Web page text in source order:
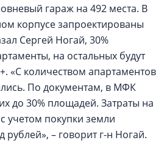
гараж на 492 места. В
корпусе запроектированы
Сергей Ногай, 30%
на остальных будут
«С количеством апартаментов
По документам, в МФК
до 30% площадей. Затраты на
учетом покупки земли
рублей», – говорит г-н Ногай.